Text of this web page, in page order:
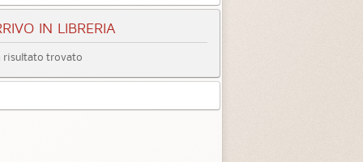
IN LIBRERIA
risultato trovato